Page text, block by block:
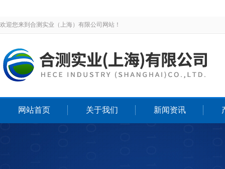
欢迎您来到合测实业（上海）有限公司网站！
网站首页 关于我们 新闻资讯